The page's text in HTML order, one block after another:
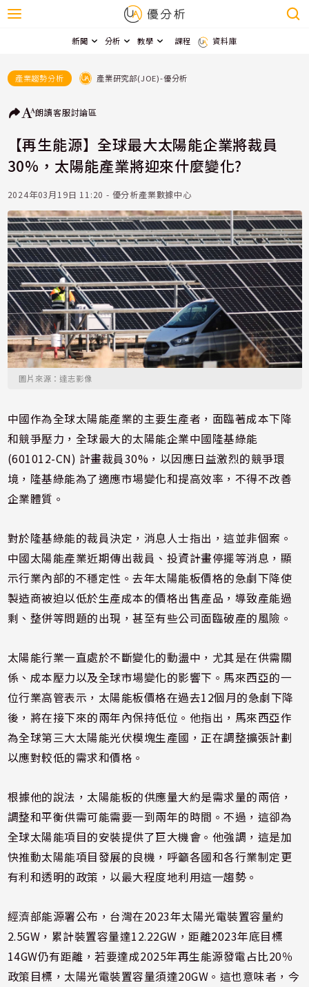
新聞 分析 教學 課程 資料庫
產業趨勢分析 產業研究部(JOE)-優分析
朗讀客服討論區
【再生能源】全球最大太陽能企業將裁員
30%，太陽能產業將迎來什麼變化?
2024年03月19日 11:20 - 優分析產業數據中心
圖片來源：達志影像
中國作為全球太陽能產業的主要生產者，面臨著成本下降
和競爭壓力，全球最大的太陽能企業中國隆基綠能
(601012-CN) 計畫裁員30%，以因應日益激烈的競爭環
境，隆基綠能為了適應市場變化和提高效率，不得不改善
企業體質。
對於隆基綠能的裁員決定，消息人士指出，這並非個案。
中國太陽能產業近期傳出裁員、投資計畫停擺等消息，顯
示行業內部的不穩定性。去年太陽能板價格的急劇下降使
製造商被迫以低於生產成本的價格出售產品，導致產能過
剩、整併等問題的出現，甚至有些公司面臨破產的風險。
太陽能行業一直處於不斷變化的動盪中，尤其是在供需關
係、成本壓力以及全球市場變化的影響下。馬來西亞的一
位行業高管表示，太陽能板價格在過去12個月的急劇下降
後，將在接下來的兩年內保持低位。他指出，馬來西亞作
為全球第三大太陽能光伏模塊生產國，正在調整擴張計劃
以應對較低的需求和價格。
根據他的說法，太陽能板的供應量大約是需求量的兩倍，
調整和平衡供需可能需要一到兩年的時間。不過，這卻為
全球太陽能項目的安裝提供了巨大機會。他強調，這是加
快推動太陽能項目發展的良機，呼籲各國和各行業制定更
有利和透明的政策，以最大程度地利用這一趨勢。
經濟部能源署公布，台灣在2023年太陽光電裝置容量約
2.5GW，累計裝置容量達12.22GW，距離2023年底目標
14GW仍有距離，若要達成2025年再生能源發電占比20％
政策目標，太陽光電裝置容量須達20GW。這也意味者，今